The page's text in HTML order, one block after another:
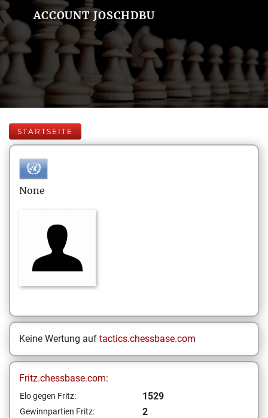
ACCOUNT JOSCHDBU
STARTSEITE
None
Keine Wertung auf tactics.chessbase.com
Fritz.chessbase.com:
Elo gegen Fritz: 1529
Gewinnpartien Fritz: 2